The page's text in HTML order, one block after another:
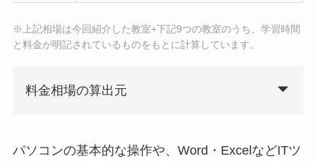
※上記相場は今回紹介した教室+下記9つの教室のうち、学習時間
と料金が明記されているものをもとに計算しています。
料金相場の算出元
パソコンの基本的な操作や、Word・ExcelなどITツ